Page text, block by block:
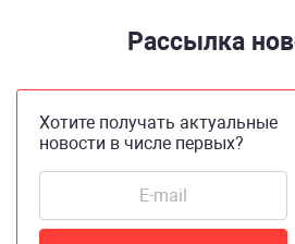
Рассылка
Хотите получать актуальные
новости в числе первых?